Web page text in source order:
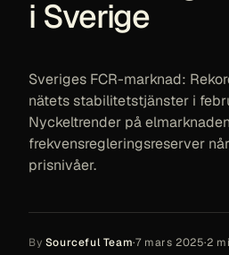
i Sverige
Sveriges FCR-marknad:
nätets stabilitetstjänster i
Nyckeltrender på
frekvensregleringsreserver
prisnivåer.
By Sourceful Team·7 mars 2025·2